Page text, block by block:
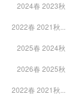
2024春 2023秋
2022春 2021秋...
2025春 2024秋
2026春 2025秋
2022春 2021秋...